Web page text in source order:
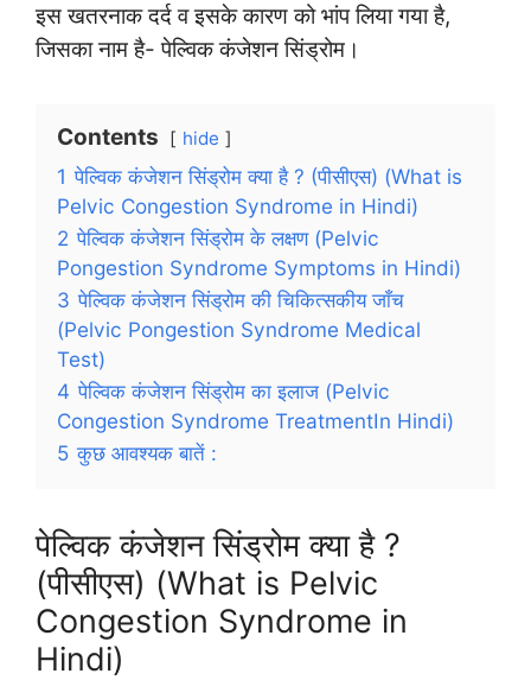
इस खतरनाक दर्द व इसके कारण को भांप लिया गया है,
जिसका नाम है- पेल्विक कंजेशन सिंड्रोम।
Contents hide
1 पेल्विक कंजेशन सिंड्रोम क्या है ? (पीसीएस) (What is
Pelvic Congestion Syndrome in Hindi)
2 पेल्विक कंजेशन सिंड्रोम के लक्षण (Pelvic
Pongestion Syndrome Symptoms in Hindi)
3 पेल्विक कंजेशन सिंड्रोम की चिकित्सकीय जाँच
(Pelvic Pongestion Syndrome Medical
Test)
4 पेल्विक कंजेशन सिंड्रोम का इलाज (Pelvic
Congestion Syndrome TreatmentIn Hindi)
5 कुछ आवश्यक बातें :
पेल्विक कंजेशन सिंड्रोम क्या है ?
(पीसीएस) (What is Pelvic
Congestion Syndrome in
Hindi)